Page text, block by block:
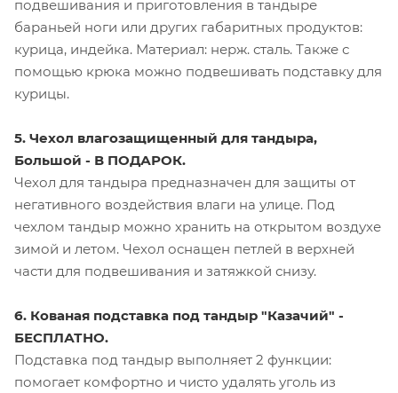
подвешивания и приготовления в тандыре
бараньей ноги или других габаритных продуктов:
курица, индейка. Материал: нерж. сталь. Также с
помощью крюка можно подвешивать подставку для
курицы.
5. Чехол влагозащищенный для тандыра,
Большой - В ПОДАРОК.
Чехол для тандыра предназначен для защиты от
негативного воздействия влаги на улице. Под
чехлом тандыр можно хранить на открытом воздухе
зимой и летом. Чехол оснащен петлей в верхней
части для подвешивания и затяжкой снизу.
6. Кованая подставка под тандыр "Казачий" -
БЕСПЛАТНО.
Подставка под тандыр выполняет 2 функции:
помогает комфортно и чисто удалять уголь из